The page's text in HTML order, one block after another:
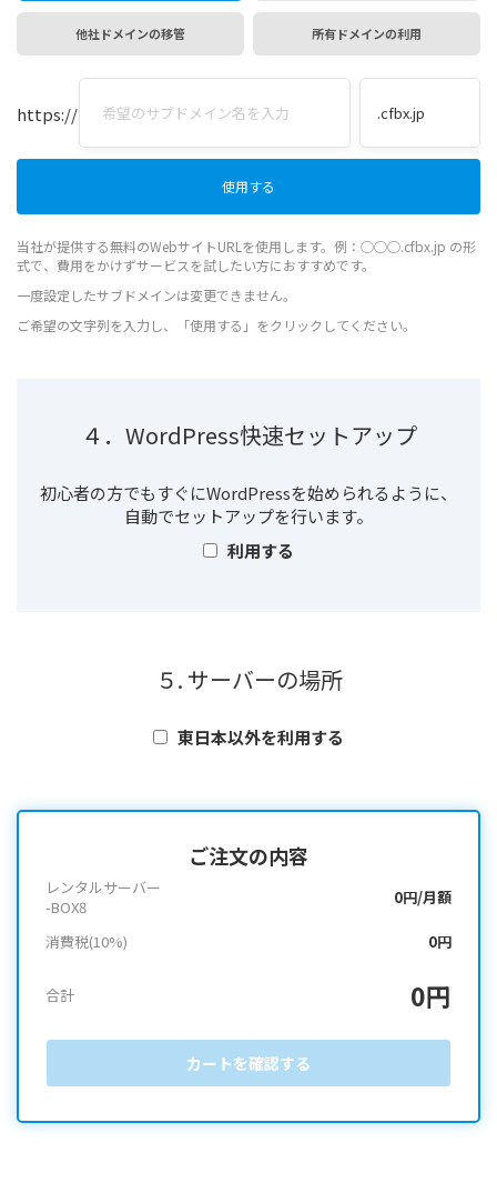
他社ドメインの移管 所有ドメインの利用
https://
当社が提供する無料のWebサイトURLを使用します。例：◯◯◯.cfbx.jp の形
式で、費用をかけずサービスを試したい方におすすめです。
一度設定したサブドメインは変更できません。
ご希望の文字列を入力し、「使用する」をクリックしてください。
４．WordPress快速セットアップ
初心者の方でもすぐにWordPressを始められるように、
自動でセットアップを行います。
利用する
５. サーバーの場所
東日本以外を利用する
ご注文の内容
レンタルサーバー
-BOX8
0円/月額
消費税(10%) 0円
合計 0円
カートを確認する